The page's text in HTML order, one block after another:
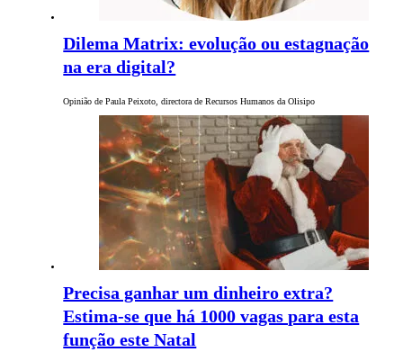
Dilema Matrix: evolução ou estagnação
na era digital?
Opinião de Paula Peixoto, directora de Recursos Humanos da Olisipo
Precisa ganhar um dinheiro extra?
Estima-se que há 1000 vagas para esta
função este Natal